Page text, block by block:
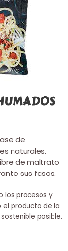
de
naturales.
de maltrato
sus fases.
los procesos y
el producto de la
posible.